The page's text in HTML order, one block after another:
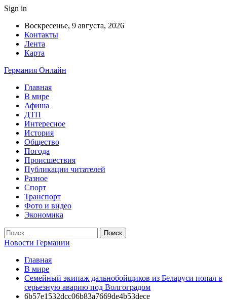
Sign in
Воскресенье, 9 августа, 2026
Контакты
Лента
Карта
Германия Онлайн
Главная
В мире
Афиша
ДТП
Интересное
История
Общество
Погода
Происшествия
Публикации читателей
Разное
Спорт
Транспорт
Фото и видео
Экономика
Новости Германии
Главная
В мире
Семейный экипаж дальнобойщиков из Беларуси попал в
серьезную аварию под Волгоградом
6b57e1532dcc06b83a7669de4b53dece